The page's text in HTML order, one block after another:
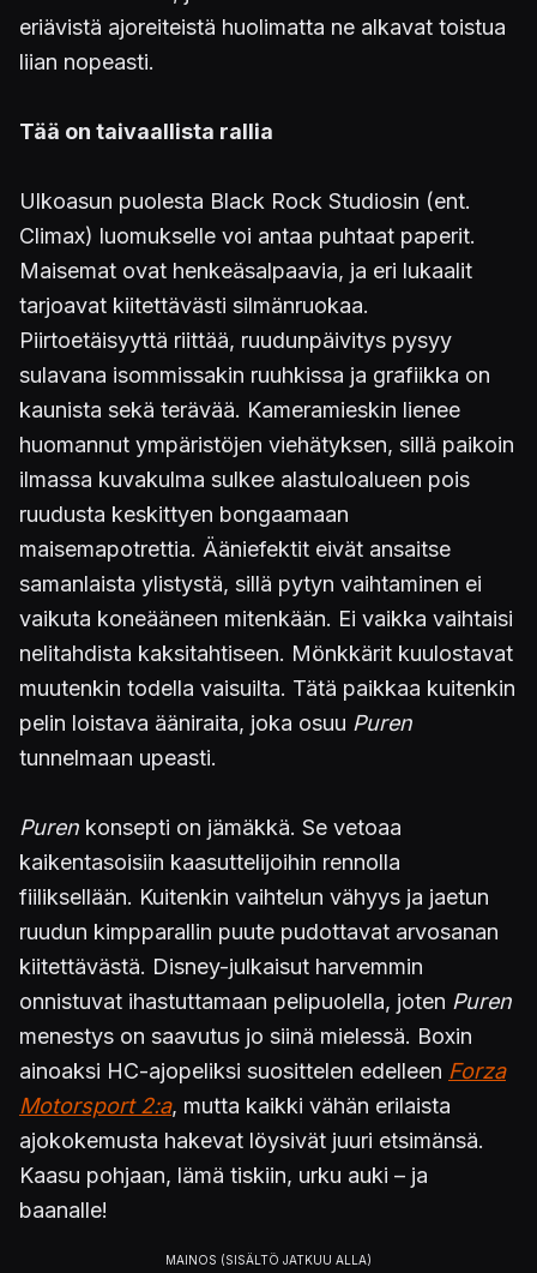
eriävistä ajoreiteistä huolimatta ne alkavat toistua
liian nopeasti.
Tää on taivaallista rallia
Ulkoasun puolesta Black Rock Studiosin (ent.
Climax) luomukselle voi antaa puhtaat paperit.
Maisemat ovat henkeäsalpaavia, ja eri lukaalit
tarjoavat kiitettävästi silmänruokaa.
Piirtoetäisyyttä riittää, ruudunpäivitys pysyy
sulavana isommissakin ruuhkissa ja grafiikka on
kaunista sekä terävää. Kameramieskin lienee
huomannut ympäristöjen viehätyksen, sillä paikoin
ilmassa kuvakulma sulkee alastuloalueen pois
ruudusta keskittyen bongaamaan
maisemapotrettia. Ääniefektit eivät ansaitse
samanlaista ylistystä, sillä pytyn vaihtaminen ei
vaikuta koneääneen mitenkään. Ei vaikka vaihtaisi
nelitahdista kaksitahtiseen. Mönkkärit kuulostavat
muutenkin todella vaisuilta. Tätä paikkaa kuitenkin
pelin loistava ääniraita, joka osuu Puren
tunnelmaan upeasti.
Puren konsepti on jämäkkä. Se vetoaa
kaikentasoisiin kaasuttelijoihin rennolla
fiiliksellään. Kuitenkin vaihtelun vähyys ja jaetun
ruudun kimpparallin puute pudottavat arvosanan
kiitettävästä. Disney-julkaisut harvemmin
onnistuvat ihastuttamaan pelipuolella, joten Puren
menestys on saavutus jo siinä mielessä. Boxin
ainoaksi HC-ajopeliksi suosittelen edelleen Forza
Motorsport 2:a, mutta kaikki vähän erilaista
ajokokemusta hakevat löysivät juuri etsimänsä.
Kaasu pohjaan, lämä tiskiin, urku auki – ja
baanalle!